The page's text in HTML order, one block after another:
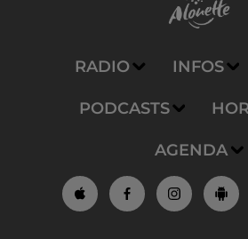
RADIO INFOS
PODCASTS
AGENDA